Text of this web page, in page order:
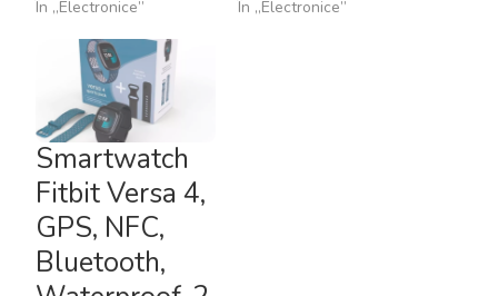
În „Electronice”
În „Electronice”
Smartwatch
Fitbit Versa 4,
GPS, NFC,
Bluetooth,